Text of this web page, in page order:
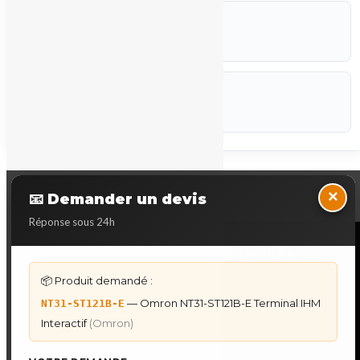
📧 Demander un devis
Réponse sous 24h
×
📦 Produit demandé :
NT31-ST121B-E — Omron NT31-ST121B-E Terminal IHM
Interactif(Omron)
Back to Top
DÉPANNAGE AUTOMATES
Dépannage Schneider Modicon